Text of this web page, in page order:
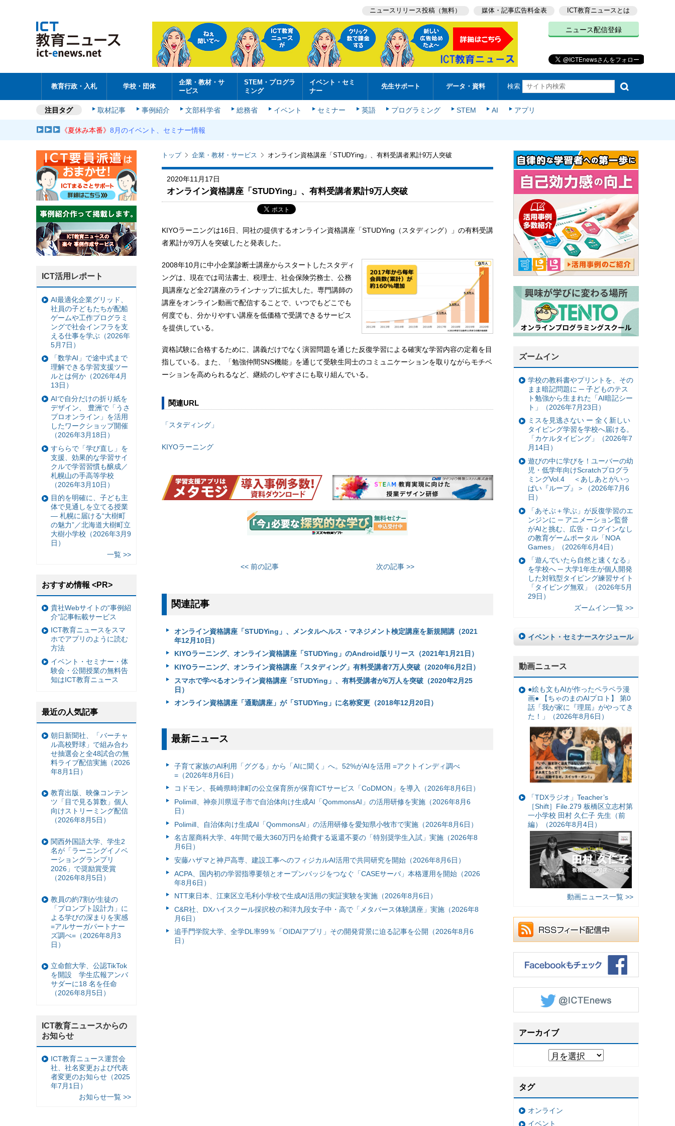
ニュースリリース投稿（無料） 媒体・記事広告料金表 ICT教育ニュースとは
ニュース配信登録
教育行政・入札 学校・団体
企業・教材・サ
ービス
STEM・プログラ
ミング
イベント・セミ
ナー
先生サポート データ・資料 検索
注目タグ 取材記事 事例紹介 文部科学省 総務省 イベント セミナー 英語 プログラミング STEM AI アプリ
《夏休み本番》8月のイベント、セミナー情報
トップ 企業・教材・サービス オンライン資格講座「STUDYing」、有料受講者累計9万人突破
2020年11月17日
オンライン資格講座「STUDYing」、有料受講者累計9万人突破
KIYOラーニングは16日、同社の提供するオンライン資格講座「STUDYing（スタディング）」の有料受講
者累計が9万人を突破したと発表した。
2008年10月に中小企業診断士講座からスタートしたスタディ
ングは、現在では司法書士、税理士、社会保険労務士、公務
員講座など全27講座のラインナップに拡大した。専門講師の
講座をオンライン動画で配信することで、いつでもどこでも
何度でも、分かりやすい講座を低価格で受講できるサービス
を提供している。
資格試験に合格するために、講義だけでなく演習問題を通じた反復学習による確実な学習内容の定着を目
指している。また、「勉強仲間SNS機能」を通じて受験生同士のコミュニケーションを取りながらモチベ
ーションを高められるなど、継続のしやすさにも取り組んでいる。
関連URL
「スタディング」
KIYOラーニング
<< 前の記事 次の記事 >>
関連記事
オンライン資格講座「STUDYing」、メンタルヘルス・マネジメント検定講座を新規開講（2021
年12月10日）
KIYOラーニング、オンライン資格講座「STUDYing」のAndroid版リリース（2021年1月21日）
KIYOラーニング、オンライン資格講座「スタディング」有料受講者7万人突破（2020年6月2日）
スマホで学べるオンライン資格講座「STUDYing」、有料受講者が6万人を突破（2020年2月25
日）
オンライン資格講座「通勤講座」が「STUDYing」に名称変更（2018年12月20日）
最新ニュース
子育て家族のAI利用「ググる」から「AIに聞く」へ。52%がAIを活用 =アクトインディ調べ
=（2026年8月6日）
コドモン、長崎県時津町の公立保育所が保育ICTサービス「CoDMON」を導入（2026年8月6日）
Polimill、神奈川県逗子市で自治体向け生成AI「QommonsAI」の活用研修を実施（2026年8月6
日）
Polimill、自治体向け生成AI「QommonsAI」の活用研修を愛知県小牧市で実施（2026年8月6日）
名古屋商科大学、4年間で最大360万円を給費する返還不要の「特別奨学生入試」実施（2026年8
月6日）
安藤ハザマと神戸高専、建設工事へのフィジカルAI活用で共同研究を開始（2026年8月6日）
ACPA、国内初の学習指導要領とオープンバッジをつなぐ「CASEサーバ」本格運用を開始（2026
年8月6日）
NTT東日本、江東区立毛利小学校で生成AI活用の実証実験を実施（2026年8月6日）
C&R社、DXハイスクール採択校の和洋九段女子中・高で「メタバース体験講座」実施（2026年8
月6日）
追手門学院大学、全学DL率99％「OIDAIアプリ」その開発背景に迫る記事を公開（2026年8月6
日）
ズームイン
学校の教科書やプリントを、その
まま暗記問題に ─ 子どものテス
ト勉強から生まれた「AI暗記シー
ト」（2026年7月23日）
ミスを見逃さない ー 全く新しい
タイピング学習を学校へ届ける。
「カケルタイピング」（2026年7
月14日）
遊びの中に学びを！ユーバーの幼
児・低学年向けScratchプログラ
ミングVol.4 ＜あしあとがいっ
ぱい『ループ』＞（2026年7月6
日）
「あそぶ＋学ぶ」が反復学習のエ
ンジンに ─ アニメーション監督
がAIと挑む、広告・ログインなし
の教育ゲームポータル「NOA
Games」（2026年6月4日）
「遊んでいたら自然と速くなる」
を学校へ ─ 大学1年生が個人開発
した対戦型タイピング練習サイト
「タイピング無双」（2026年5月
29日）
ズームイン一覧 >>
イベント・セミナースケジュール
動画ニュース
●絵も文もAIが作ったペラペラ漫
画● 【ちゃのまのAIプロト】 第0
話「我が家に『理屈』がやってき
た！」（2026年8月6日）
「TDXラジオ」Teacher’s
［Shift］File.279 板橋区立志村第
一小学校 田村 久仁子 先生（前
編）（2026年8月4日）
動画ニュース一覧 >>
アーカイブ
タグ
オンライン
イベント
ICT活用レポート
AI最適化企業グリッド、
社員の子どもたちが配船
ゲームや工作プログラミ
ングで社会インフラを支
える仕事を学ぶ（2026年
5月7日）
「数学AI」で途中式まで
理解できる学習支援ツー
ルとは何か（2026年4月
13日）
AIで自分だけの折り紙を
デザイン、 豊洲で「うさ
プロオンライン」を活用
したワークショップ開催
（2026年3月18日）
すららで「学び直し」を
支援、効果的な学習サイ
クルで学習習慣も醸成／
札幌山の手高等学校
（2026年3月10日）
目的を明確に、子ども主
体で見通しを立てる授業
— 札幌に届ける“大樹町
の魅力”／北海道大樹町立
大樹小学校（2026年3月9
日）
一覧 >>
おすすめ情報 <PR>
貴社Webサイトの“事例紹
介”記事転載サービス
ICT教育ニュースをスマ
ホでアプリのように読む
方法
イベント・セミナー・体
験会・公開授業の無料告
知はICT教育ニュース
最近の人気記事
朝日新聞社、「バーチャ
ル高校野球」で組み合わ
せ抽選会と全48試合の無
料ライブ配信実施（2026
年8月1日）
教育出版、映像コンテン
ツ「目で見る算数」個人
向けストリーミング配信
（2026年8月5日）
関西外国語大学、学生2
名が「ラーニングイノベ
ーショングランプリ
2026」で奨励賞受賞
（2026年8月5日）
教員の約7割が生徒の
「プロンプト設計力」に
よる学びの深まりを実感
=アルサーガパートナー
ズ調べ=（2026年8月3
日）
立命館大学、公認TikTok
を開設 学生広報アンバ
サダーに18 名を任命
（2026年8月5日）
ICT教育ニュースからの
お知らせ
ICT教育ニュース運営会
社、社名変更および代表
者変更のお知らせ（2025
年7月1日）
お知らせ一覧 >>